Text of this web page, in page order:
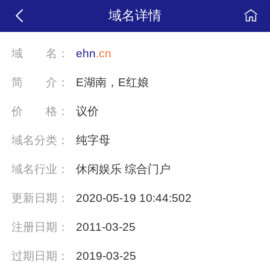
域名详情
域名： ehn.cn
简 介： E湖南，E红娘
价格： 议价
域名分类： 纯字母
域名行业： 休闲娱乐 综合门户
更新日期： 2020-05-19 10:44:502
注册日期： 2011-03-25
过期日期： 2019-03-25